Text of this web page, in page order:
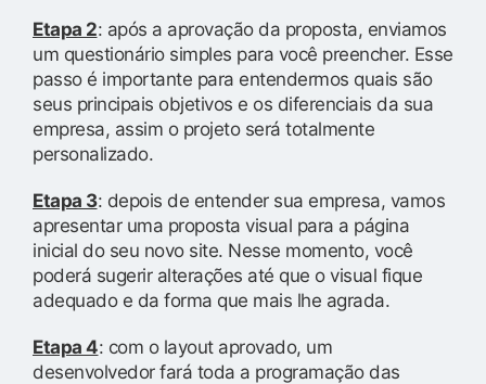
Etapa 2: após a aprovação da proposta, enviamos
um questionário simples para você preencher. Esse
passo é importante para entendermos quais são
seus principais objetivos e os diferenciais da sua
empresa, assim o projeto será totalmente
personalizado.
Etapa 3: depois de entender sua empresa, vamos
apresentar uma proposta visual para a página
inicial do seu novo site. Nesse momento, você
poderá sugerir alterações até que o visual fique
adequado e da forma que mais lhe agrada.
Etapa 4: com o layout aprovado, um
desenvolvedor fará toda a programação das